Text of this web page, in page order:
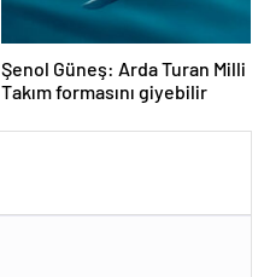
Şenol Güneş: Arda Turan Milli
Takım formasını giyebilir